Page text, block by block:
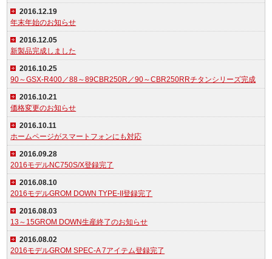
2016.12.19
年末年始のお知らせ
2016.12.05
新製品完成しました
2016.10.25
90～GSX-R400／88～89CBR250R／90～CBR250RRチタンシリーズ完成
2016.10.21
価格変更のお知らせ
2016.10.11
ホームページがスマートフォンにも対応
2016.09.28
2016モデルNC750S/X登録完了
2016.08.10
2016モデルGROM DOWN TYPE-II登録完了
2016.08.03
13～15GROM DOWN生産終了のお知らせ
2016.08.02
2016モデルGROM SPEC-A 7アイテム登録完了